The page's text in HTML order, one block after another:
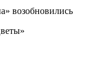
возобновились